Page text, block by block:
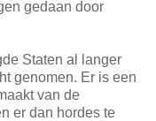
gedaan door
Staten al langer
genomen. Er is een
van de
er dan hordes te